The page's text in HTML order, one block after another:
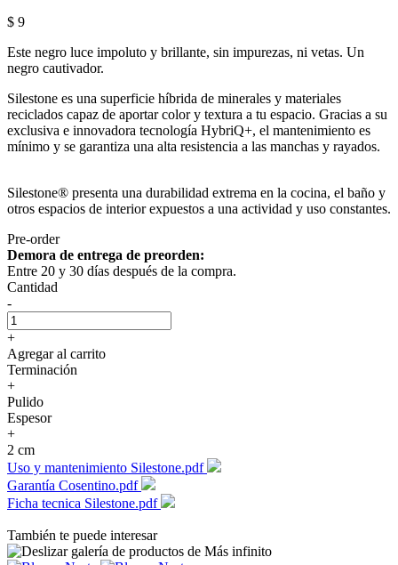
$ 9
Este negro luce impoluto y brillante, sin impurezas, ni vetas. Un
negro cautivador.
Silestone es una superficie híbrida de minerales y materiales
reciclados capaz de aportar color y textura a tu espacio. Gracias a su
exclusiva e innovadora tecnología HybriQ+, el mantenimiento es
mínimo y se garantiza una alta resistencia a las manchas y rayados.
Silestone® presenta una durabilidad extrema en la cocina, el baño y
otros espacios de interior expuestos a una actividad y uso constantes.
Pre-order
Demora de entrega de preorden:
Entre 20 y 30 días después de la compra.
Cantidad
-
+
Agregar al carrito
Terminación
+
Pulido
Espesor
+
2 cm
Uso y mantenimiento Silestone.pdf
Garantía Cosentino.pdf
Ficha tecnica Silestone.pdf
También te puede interesar